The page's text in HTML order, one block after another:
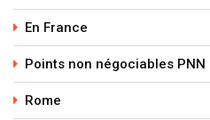
En France
Points non négociables PNN
Rome